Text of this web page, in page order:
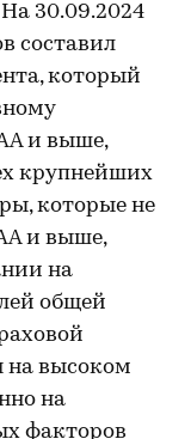
30.09.2024
составил
который
и выше,
крупнейших
которые не
и выше,
на
общей
на высоком
на
факторов